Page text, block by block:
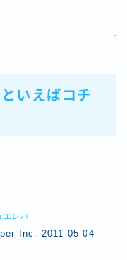
いえばコチ
エレバ
Inc. 2011-05-04